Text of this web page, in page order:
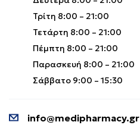
Τρίτη 8:00 – 21:00
Τετάρτη 8:00 – 21:00
Πέμπτη 8:00 – 21:00
Παρασκευή 8:00 – 21:00
Σάββατο 9:00 – 15:30
info@medipharmacy.gr